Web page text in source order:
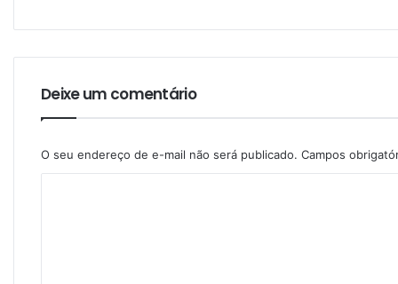
Deixe um comentário
O seu endereço de e-mail não será publicado. Campos